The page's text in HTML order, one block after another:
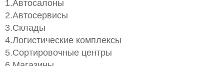
1.Автосалоны
2.Автосервисы
3.Склады
4.Логистические комплексы
5.Сортировочные центры